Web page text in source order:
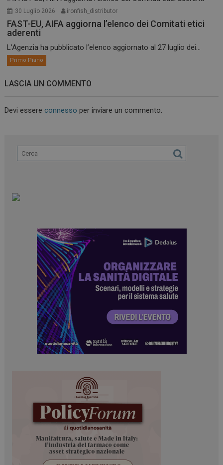
30 Luglio 2026 ironfish_distributor
FAST-EU, AIFA aggiorna l’elenco dei Comitati etici
aderenti
L’Agenzia ha pubblicato l’elenco aggiornato al 27 luglio dei...
Primo Piano
LASCIA UN COMMENTO
Devi essereconnesso per inviare un commento.